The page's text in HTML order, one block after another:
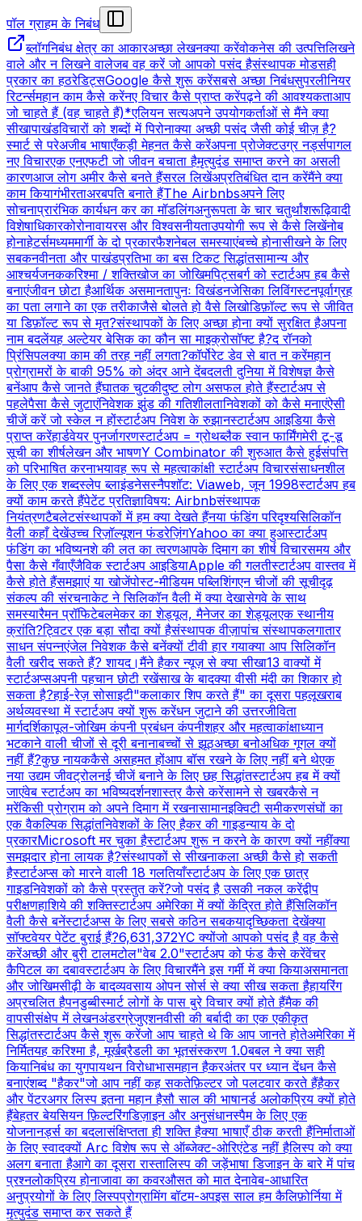
पॉल ग्राहम के निबंध
ब्लॉगनिबंध क्षेत्र का आकारअच्छा लेखनक्या करेंवोकनेस की उत्पत्तिलिखने
वाले और न लिखने वालेजब वह करें जो आपको पसंद हैसंस्थापक मोडसही
प्रकार का हठरेडिट्सGoogle कैसे शुरू करेंसबसे अच्छा निबंधसुपरलीनियर
रिटर्न्समहान काम कैसे करेंनए विचार कैसे प्राप्त करेंपढ़ने की आवश्यकताआप
जो चाहते हैं (वह चाहते हैं)*एलियन सत्यअपने उपयोगकर्ताओं से मैंने क्या
सीखापाखंडविचारों को शब्दों में पिरोनाक्या अच्छी पसंद जैसी कोई चीज़ है?
स्मार्ट से परेअजीब भाषाएँकड़ी मेहनत कैसे करेंअपना प्रोजेक्टउग्र नर्ड्सपागल
नए विचारएक एनएफटी जो जीवन बचाता हैमृत्युदंड समाप्त करने का असली
कारणआज लोग अमीर कैसे बनते हैंसरल लिखेंअप्रतिबंधित दान करेंमैंने क्या
काम कियागंभीरताअरबपति बनाते हैंThe Airbnbsअपने लिए
सोचनाप्रारंभिक कार्यधन कर का मॉडलिंगअनुरूपता के चार चतुर्थांशरूढ़िवादी
विशेषाधिकारकोरोनावायरस और विश्वसनीयताउपयोगी रूप से कैसे लिखेंनोब
होनाहेटर्समध्यममार्गी के दो प्रकारफैशनेबल समस्याएंबच्चे होनासीखने के लिए
सबकनवीनता और पाखंडप्रतिभा का बस टिकट सिद्धांतसामान्य और
आश्चर्यजनककरिश्मा / शक्तिखोज का जोखिमपिट्सबर्ग को स्टार्टअप हब कैसे
बनाएंजीवन छोटा हैआर्थिक असमानतापुनः विखंडनजेसिका लिविंगस्टनपूर्वाग्रह
का पता लगाने का एक तरीकाजैसे बोलते हो वैसे लिखोडिफ़ॉल्ट रूप से जीवित
या डिफ़ॉल्ट रूप से मृत?संस्थापकों के लिए अच्छा होना क्यों सुरक्षित हैअपना
नाम बदलेंयह अल्टेयर बेसिक का कौन सा माइक्रोसॉफ्ट है?द रॉनको
प्रिंसिपलक्या काम की तरह नहीं लगता?कॉर्पोरेट डेव से बात न करेंमहान
प्रोग्रामरों के बाकी 95% को अंदर आने देंबदलती दुनिया में विशेषज्ञ कैसे
बनेंआप कैसे जानते हैंघातक चुटकीदुष्ट लोग असफल होते हैंस्टार्टअप से
पहलेपैसा कैसे जुटाएंनिवेशक झुंड की गतिशीलतानिवेशकों को कैसे मनाएंऐसी
चीजें करें जो स्केल न होंस्टार्टअप निवेश के रुझानस्टार्टअप आइडिया कैसे
प्राप्त करेंहार्डवेयर पुनर्जागरणस्टार्टअप = ग्रोथब्लैक स्वान फार्मिंगमेरी टू-डू
सूची का शीर्षलेखन और भाषणY Combinator की शुरुआत कैसे हुईसंपत्ति
को परिभाषित करनाभयावह रूप से महत्वाकांक्षी स्टार्टअप विचारसंसाधनशील
के लिए एक शब्दस्लेप ब्लाइंडनेसस्नैपशॉट: Viaweb, जून 1998स्टार्टअप हब
क्यों काम करते हैंपेटेंट प्रतिज्ञाविषय: Airbnbसंस्थापक
नियंत्रणटैबलेटसंस्थापकों में हम क्या देखते हैंनया फंडिंग परिदृश्यसिलिकॉन
वैली कहाँ देखेंउच्च रिज़ॉल्यूशन फंडरेज़िंगYahoo का क्या हुआस्टार्टअप
फंडिंग का भविष्यनशे की लत का त्वरणआपके दिमाग का शीर्ष विचारसमय और
पैसा कैसे गँवाएँजैविक स्टार्टअप आइडियाApple की गलतीस्टार्टअप वास्तव में
कैसे होते हैंसमझाएं या खोजेंपोस्ट-मीडियम पब्लिशिंगएन चीजों की सूचीदृढ़
संकल्प की संरचनाकेट ने सिलिकॉन वैली में क्या देखासेगवे के साथ
समस्यारैमन प्रॉफिटेबलमेकर का शेड्यूल, मैनेजर का शेड्यूलएक स्थानीय
क्रांति?ट्विटर एक बड़ा सौदा क्यों हैसंस्थापक वीज़ापांच संस्थापकलगातार
साधन संपन्नएंजेल निवेशक कैसे बनेंक्यों टीवी हार गयाक्या आप सिलिकॉन
वैली खरीद सकते हैं? शायद।मैंने हैकर न्यूज़ से क्या सीखा13 वाक्यों में
स्टार्टअप्सअपनी पहचान छोटी रखेंसाख के बादक्या वीसी मंदी का शिकार हो
सकता है?हाई-रेज़ सोसाइटी"कलाकार शिप करते हैं" का दूसरा पहलूखराब
अर्थव्यवस्था में स्टार्टअप क्यों शुरू करेंधन जुटाने की उत्तरजीविता
मार्गदर्शिकापूल-जोखिम कंपनी प्रबंधन कंपनीशहर और महत्वाकांक्षाध्यान
भटकाने वाली चीजों से दूरी बनानाबच्चों से झूठअच्छा बनोअधिक गूगल क्यों
नहीं हैं?कुछ नायककैसे असहमत होंआप बॉस रखने के लिए नहीं बने थेएक
नया उद्यम जीवट्रोलनई चीजें बनाने के लिए छह सिद्धांतस्टार्टअप हब में क्यों
जाएंवेब स्टार्टअप का भविष्यदर्शनशास्त्र कैसे करेंसामने से खबरकैसे न
मरेंकिसी प्रोग्राम को अपने दिमाग में रखनासामानइक्विटी समीकरणसंघों का
एक वैकल्पिक सिद्धांतनिवेशकों के लिए हैकर की गाइडन्याय के दो
प्रकारMicrosoft मर चुका हैस्टार्टअप शुरू न करने के कारण क्यों नहींक्या
समझदार होना लायक है?संस्थापकों से सीखनाकला अच्छी कैसे हो सकती
हैस्टार्टअप्स को मारने वाली 18 गलतियाँस्टार्टअप के लिए एक छात्र
गाइडनिवेशकों को कैसे प्रस्तुत करें?जो पसंद है उसकी नकल करेंद्वीप
परीक्षणहाशिये की शक्तिस्टार्टअप अमेरिका में क्यों केंद्रित होते हैंसिलिकॉन
वैली कैसे बनेंस्टार्टअप्स के लिए सबसे कठिन सबकयादृच्छिकता देखेंक्या
सॉफ्टवेयर पेटेंट बुराई हैं?6,631,372YC क्योंजो आपको पसंद है वह कैसे
करेंअच्छी और बुरी टालमटोल"वेब 2.0"स्टार्टअप को फंड कैसे करेंवेंचर
कैपिटल का दबावस्टार्टअप के लिए विचारमैंने इस गर्मी में क्या कियाअसमानता
और जोखिमसीढ़ी के बादव्यवसाय ओपन सोर्स से क्या सीख सकता हैहायरिंग
अप्रचलित हैपनडुब्बीस्मार्ट लोगों के पास बुरे विचार क्यों होते हैंमैक की
वापसीसंक्षेप में लेखनअंडरग्रेजुएशनवीसी की बर्बादी का एक एकीकृत
सिद्धांतस्टार्टअप कैसे शुरू करेंजो आप चाहते थे कि आप जानते होतेअमेरिका में
निर्मितयह करिश्मा है, मूर्खब्रैडली का भूतसंस्करण 1.0बबल ने क्या सही
कियानिबंध का युगपायथन विरोधाभासमहान हैकरअंतर पर ध्यान देंधन कैसे
बनाएंशब्द "हैकर"जो आप नहीं कह सकतेफ़िल्टर जो पलटवार करते हैंहैकर
और पेंटरअगर लिस्प इतना महान हैसौ साल की भाषानर्ड अलोकप्रिय क्यों होते
हैंबेहतर बेयसियन फ़िल्टरिंगडिज़ाइन और अनुसंधानस्पैम के लिए एक
योजनानर्ड्स का बदलासंक्षिप्तता ही शक्ति हैक्या भाषाएँ ठीक करती हैंनिर्माताओं
के लिए स्वादक्यों Arc विशेष रूप से ऑब्जेक्ट-ओरिएंटेड नहीं हैलिस्प को क्या
अलग बनाता हैआगे का दूसरा रास्तालिस्प की जड़ेंभाषा डिजाइन के बारे में पांच
प्रश्नलोकप्रिय होनाजावा का कवरऔसत को मात देनावेब-आधारित
अनुप्रयोगों के लिए लिस्पप्रोग्रामिंग बॉटम-अपइस साल हम कैलिफ़ोर्निया में
मृत्युदंड समाप्त कर सकते हैं